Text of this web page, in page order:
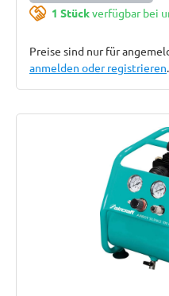
1 Stückverfügbar bei
Preise sind nur für
anmelden oder registrieren.